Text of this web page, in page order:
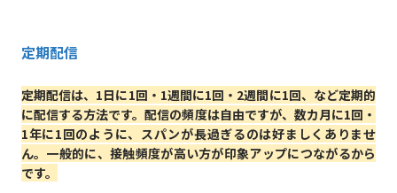
定期配信
定期配信は、 1日に1回・1週間に1回・2週間に1回、など定期的
に配信する方法です。配信の頻度は自由ですが、数カ月に1回・
1年に1回のように、スパンが長過ぎるのは好ましくありませ
ん。一般的に、接触頻度が高い方が印象アップにつながるから
です。